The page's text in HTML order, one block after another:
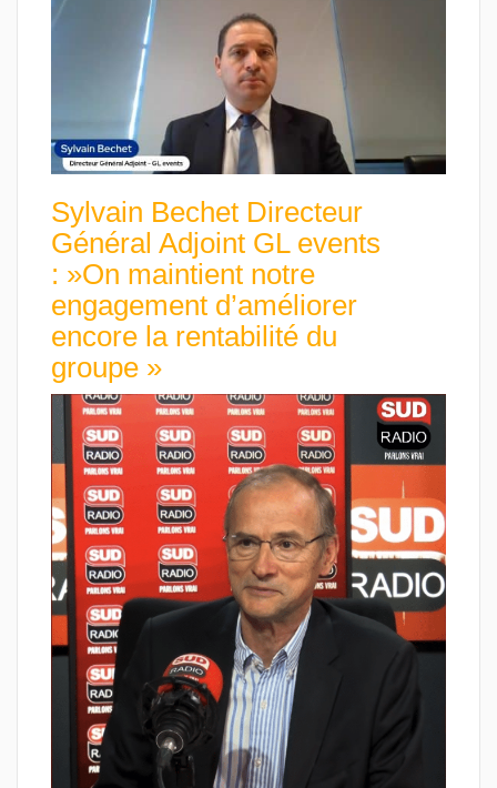
Sylvain Bechet Directeur
Général Adjoint GL events
: »On maintient notre
engagement d’améliorer
encore la rentabilité du
groupe »